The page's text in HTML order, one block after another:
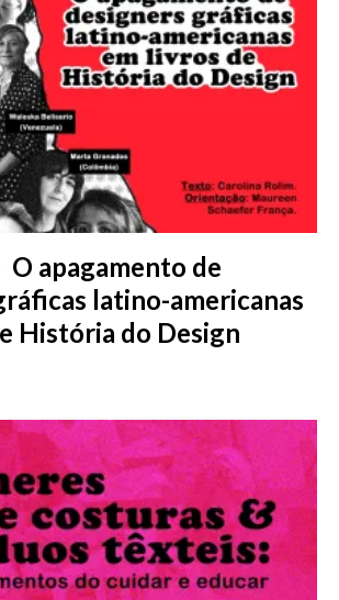
O apagamento de
latino-americanas
História do Design